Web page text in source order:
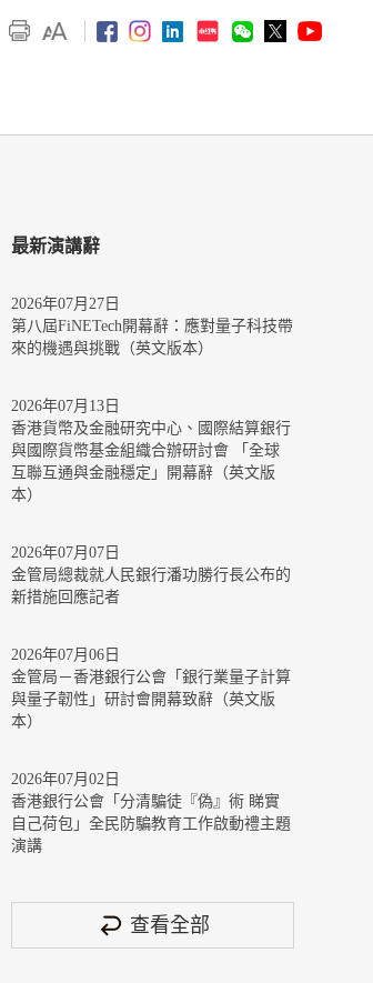
最新演講辭
2026年07月27日
第八屆FiNETech開幕辭：應對量子科技帶
來的機遇與挑戰（英文版本）
2026年07月13日
香港貨幣及金融研究中心、國際結算銀行
與國際貨幣基金組織合辦研討會 「全球
互聯互通與金融穩定」開幕辭（英文版
本）
2026年07月07日
金管局總裁就人民銀行潘功勝行長公布的
新措施回應記者
2026年07月06日
金管局－香港銀行公會「銀行業量子計算
與量子韌性」研討會開幕致辭（英文版
本）
2026年07月02日
香港銀行公會「分清騙徒『偽』術 睇實
自己荷包」全民防騙教育工作啟動禮主題
演講
查看全部